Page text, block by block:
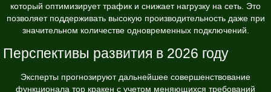
который оптимизирует трафик и снижает нагрузку на сеть. Это
позволяет поддерживать высокую производительность даже при
значительном количестве одновременных подключений.
Перспективы развития в 2026 году
Эксперты прогнозируют дальнейшее совершенствование
функционала тор кракен с учетом меняющихся требований